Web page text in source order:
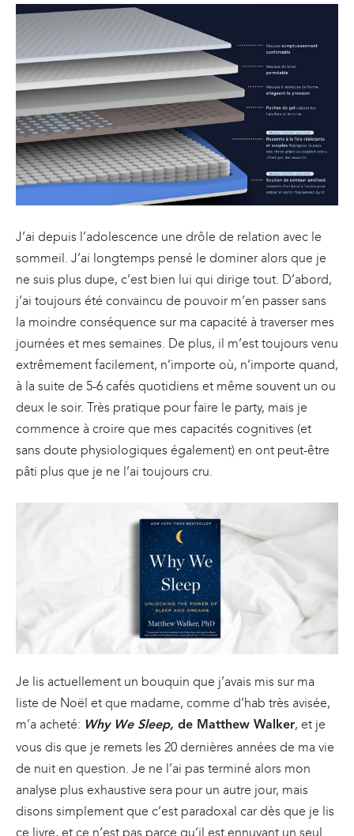
J’ai depuis l’adolescence une drôle de relation avec le
sommeil. J’ai longtemps pensé le dominer alors que je
ne suis plus dupe, c’est bien lui qui dirige tout. D’abord,
j’ai toujours été convaincu de pouvoir m’en passer sans
la moindre conséquence sur ma capacité à traverser mes
journées et mes semaines. De plus, il m’est toujours venu
extrêmement facilement, n’importe où, n’importe quand,
à la suite de 5-6 cafés quotidiens et même souvent un ou
deux le soir. Très pratique pour faire le party, mais je
commence à croire que mes capacités cognitives (et
sans doute physiologiques également) en ont peut-être
pâti plus que je ne l’ai toujours cru.
Je lis actuellement un bouquin que j’avais mis sur ma
liste de Noël et que madame, comme d’hab très avisée,
m’a acheté: Why We Sleep, de Matthew Walker, et je
vous dis que je remets les 20 dernières années de ma vie
de nuit en question. Je ne l’ai pas terminé alors mon
analyse plus exhaustive sera pour un autre jour, mais
disons simplement que c’est paradoxal car dès que je lis
ce livre, et ce n’est pas parce qu’il est ennuyant un seul